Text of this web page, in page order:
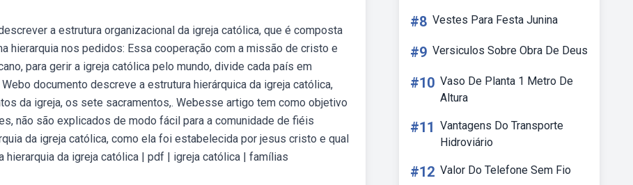
a estrutura organizacional da igreja católica, que é composta
hierarquia nos pedidos: Essa cooperação com a missão de cristo e
para gerir a igreja católica pelo mundo, divide cada país em
documento descreve a estrutura hierárquica da igreja católica,
da igreja, os sete sacramentos,. Webesse artigo tem como objetivo
não são explicados de modo fácil para a comunidade de fiéis
da igreja católica, como ela foi estabelecida por jesus cristo e qual
hierarquia da igreja católica | pdf | igreja católica | famílias
#8 Vestes Para Festa Junina
#9 Versiculos Sobre Obra De Deus
#10 Vaso De Planta 1 Metro De
Altura
#11 Vantagens Do Transporte
Hidroviário
#12 Valor Do Telefone Sem Fio